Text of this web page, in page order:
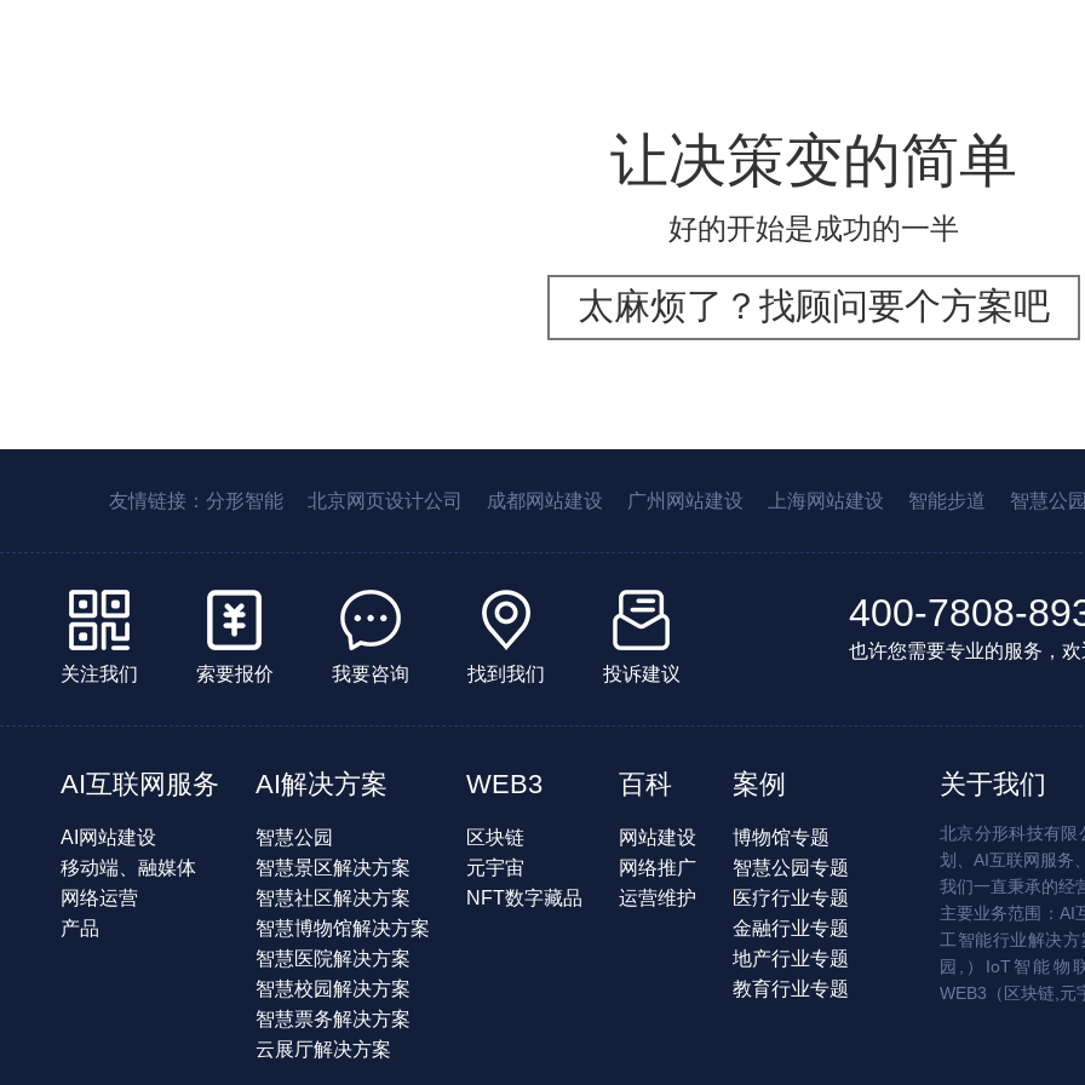
让决策变的简单
好的开始是成功的一半
太麻烦了？找顾问要个方案吧
友情链接： 分形智能 北京网页设计公司 成都网站建设 广州网站建设 上海网站建设 智能步道 智慧公园
关注我们 索要报价 我要咨询 找到我们 投诉建议
400-7808-
也许您需要专业的服务，
AI互联网服务
AI网站建设
移动端、融媒体
网络运营
产品
AI解决方案
智慧公园
智慧景区解决方案
智慧社区解决方案
智慧博物馆解决方案
智慧医院解决方案
智慧校园解决方案
智慧票务解决方案
云展厅解决方案
WEB3
区块链
元宇宙
NFT数字藏品
百科
网站建设
网络推广
运营维护
案例
博物馆专题
智慧公园专题
医疗行业专题
金融行业专题
地产行业专题
教育行业专题
关于我们
北京分形科技有限
划、AI互联网服务
我们一直秉承的经
主要业务范围：AI
工智能行业解决
园,）IoT智能物
WEB3（区块链,元